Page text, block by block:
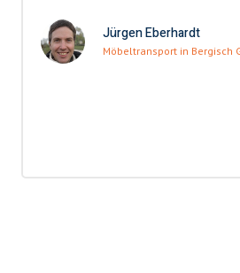
Jürgen Eberhardt
Möbeltransport in Bergisch